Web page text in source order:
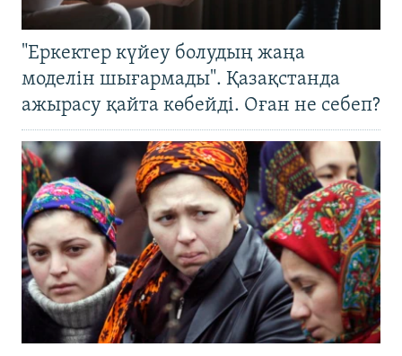
"Еркектер күйеу болудың жаңа
моделін шығармады". Қазақстанда
ажырасу қайта көбейді. Оған не себеп?